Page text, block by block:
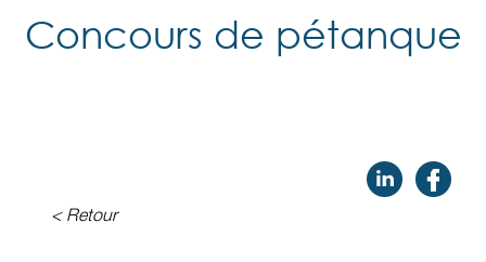
Concours de pétanque
< Retour